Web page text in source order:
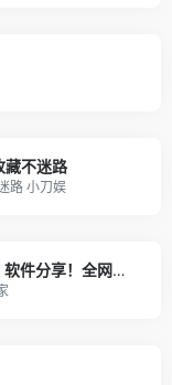
藏不迷路
路 小刀娱
小雨资源网 - 专注技术教程，活动，软件分享！全网最精免费资源分享平台